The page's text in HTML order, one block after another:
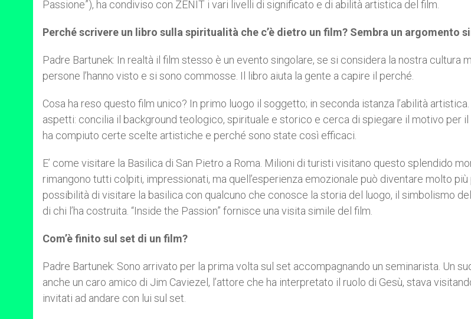
Passione”), ha condiviso con ZENIT i vari livelli di significato e di abilità artistica del film.
Perché scrivere un libro sulla spiritualità che c’è dietro un film? Sembra un argomento
Padre Bartunek: In realtà il film stesso è un evento singolare, se si considera la nostra cultura
persone l’hanno visto e si sono commosse. Il libro aiuta la gente a capire il perché.
Cosa ha reso questo film unico? In primo luogo il soggetto; in seconda istanza l’abilità
aspetti: concilia il background teologico, spirituale e storico e cerca di spiegare il motivo per il
ha compiuto certe scelte artistiche e perché sono state così efficaci.
E’ come visitare la Basilica di San Pietro a Roma. Milioni di turisti visitano questo splendido
rimangono tutti colpiti, impressionati, ma quell’esperienza emozionale può diventare molto più
possibilità di visitare la basilica con qualcuno che conosce la storia del luogo, il simbolismo
di chi l’ha costruita. “Inside the Passion” fornisce una visita simile del film.
Com’è finito sul set di un film?
Padre Bartunek: Sono arrivato per la prima volta sul set accompagnando un seminarista. Un
anche un caro amico di Jim Caviezel, l’attore che ha interpretato il ruolo di Gesù, stava
invitati ad andare con lui sul set.